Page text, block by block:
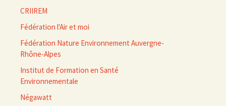
CRIIREM
Fédération l'Air et moi
Fédération Nature Environnement Auvergne-
Rhône-Alpes
Institut de Formation en Santé
Environnementale
Négawatt